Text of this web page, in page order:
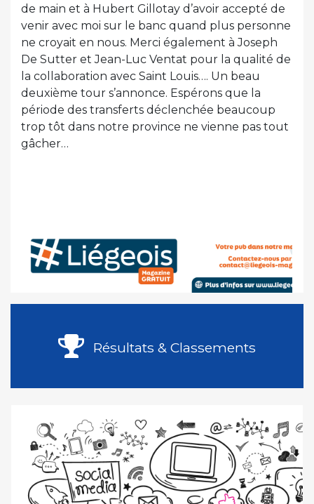
de main et à Hubert Gillotay d’avoir accepté de
venir avec moi sur le banc quand plus personne
ne croyait en nous. Merci également à Joseph
De Sutter et Jean-Luc Ventat pour la qualité de
la collaboration avec Saint Louis…. Un beau
deuxième tour s’annonce. Espérons que la
période des transferts déclenchée beaucoup
trop tôt dans notre province ne vienne pas tout
gâcher…
Résultats & Classements